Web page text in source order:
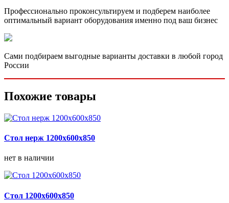
Профессионально проконсультируем и подберем наиболее
оптимальный вариант оборудования именно под ваш бизнес
Сами подбираем выгодные варианты доставки в любой город
России
Похожие товары
Стол нерж 1200х600х850
нет в наличии
Стол 1200х600х850